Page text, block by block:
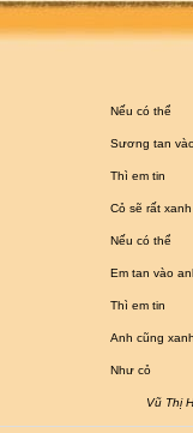
Nếu có thể
Sương tan
Thì em tin
Cỏ sẽ rất xanh
Nếu có thể
Em tan vào
Thì em tin
Anh cũng xanh
Như cỏ
Vũ Thị